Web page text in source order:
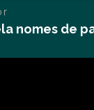
nomes de